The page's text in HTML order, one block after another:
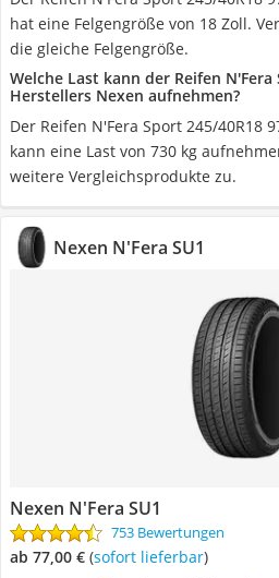
hat eine Felgengröße von 18 Zoll.
die gleiche Felgengröße.
Welche Last kann der Reifen N'Fera
Herstellers Nexen aufnehmen?
Der Reifen N'Fera Sport 245/40R18
kann eine Last von 730 kg
weitere Vergleichsprodukte zu.
Nexen N'Fera SU1
Nexen N'Fera SU1
753 Bewertungen
ab 77,00 € ( Sofort lieferbar)